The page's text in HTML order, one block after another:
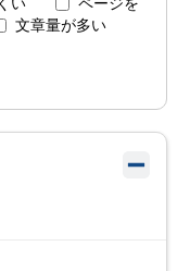
い
ページを
文章量が多い